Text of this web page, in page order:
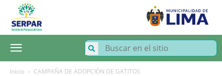
SERPAR
Servicio
de
Parques
Inicio CAMPAÑA DE ADOPCIÓN DE GATITOS